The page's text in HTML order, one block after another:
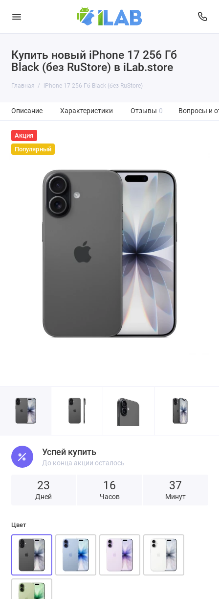
Купить новый iPhone 17 256 Гб
Black (без RuStore) в iLab.store
Главная iPhone 17 256 Гб Black (без RuStore)
Описание Характеристики Отзывы 0 Вопросы и
Акция
Популярный
Успей купить
До конца акции осталось
23
Дней
16
Часов
37
Минут
Цвет